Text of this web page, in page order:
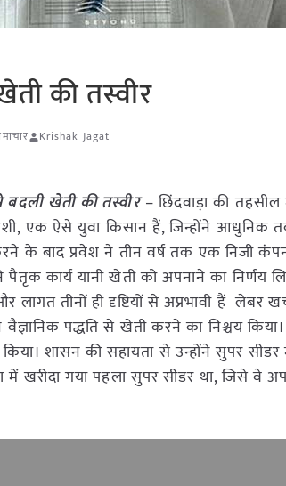
की तस्वीर
Krishak Jagat
खेती की तस्वीर– छिंदवाड़ा की
एक ऐसे युवा किसान हैं, जिन्होंने
के बाद प्रवेश ने तीन वर्ष तक एक निजी
कार्य यानी खेती को अपनाने का निर्णय
लागत तीनों ही दृष्टियों से अप्रभावी हैं लेबर
पद्धति से खेती करने का निश्चय
शासन की सहायता से उन्होंने सुपर
में खरीदा गया पहला सुपर सीडर था, जिसे वे